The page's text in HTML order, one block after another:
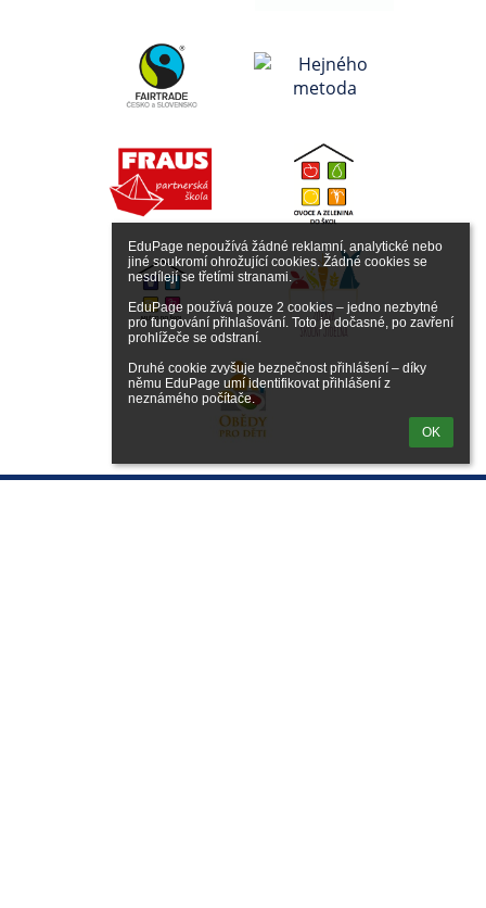
EduPage nepoužívá žádné reklamní, analytické nebo
jiné soukromí ohrožující cookies. Žádné cookies se
nesdílejí se třetími stranami.
EduPage používá pouze 2 cookies – jedno nezbytné
pro fungování přihlašování. Toto je dočasné, po zavření
prohlížeče se odstraní.
Druhé cookie zvyšuje bezpečnost přihlášení – díky
němu EduPage umí identifikovat přihlášení z
neznámého počítače.
OK